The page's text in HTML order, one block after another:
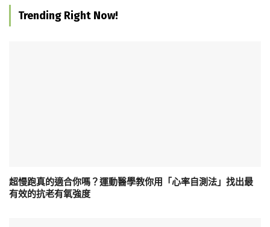
Trending Right Now!
超慢跑真的適合你嗎？運動醫學教你用「心率自測法」找出最
有效的抗老有氧強度